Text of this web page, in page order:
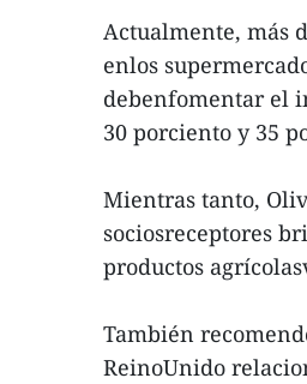
Actualmente, más
enlos
debenfomentar el
30 porciento y 35
Mientras tanto,
sociosreceptores
productos
También
ReinoUnido